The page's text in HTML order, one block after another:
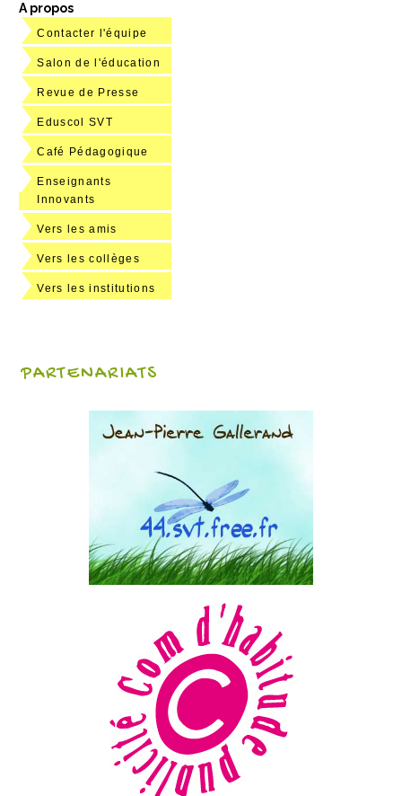
A propos
Contacter l'équipe
Salon de l'éducation
Revue de Presse
Eduscol SVT
Café Pédagogique
Enseignants
Innovants
Vers les amis
Vers les collèges
Vers les institutions
PARTENARIATS